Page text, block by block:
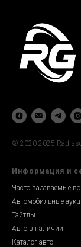
© 2020-2025
Информация и
Часто задаваемые
Автомобильные
Тайтлы
Авто в наличии
Каталог авто